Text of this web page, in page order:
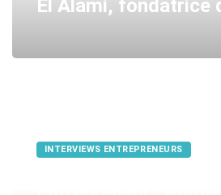
El Alami, fondatrice
INTERVIEWS ENTREPRENEURS